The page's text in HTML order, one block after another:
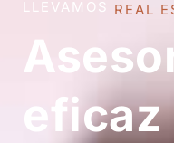
LLEVAMOS
eficaz